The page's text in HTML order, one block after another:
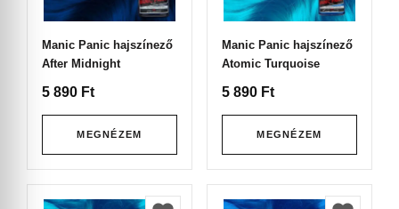
Manic Panic hajszínező
After Midnight
5 890 Ft
MEGNÉZEM
Manic Panic hajszínező
Atomic Turquoise
5 890 Ft
MEGNÉZEM